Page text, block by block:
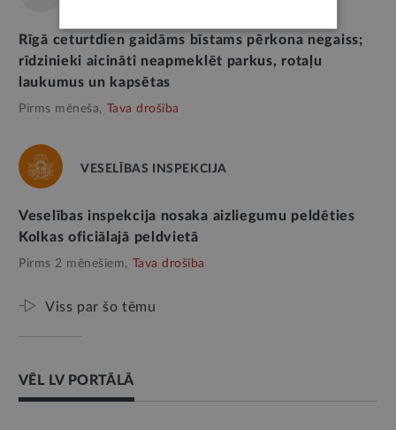
Rīgā ceturtdien gaidāms bīstams pērkona negaiss;
rīdzinieki aicināti neapmeklēt parkus, rotaļu
laukumus un kapsētas
Pirms mēneša, Tava drošība
VESELĪBAS INSPEKCIJA
Veselības inspekcija nosaka aizliegumu peldēties
Kolkas oficiālajā peldvietā
Pirms 2 mēnešiem, Tava drošība
Viss par šo tēmu
VĒL LV PORTĀLĀ